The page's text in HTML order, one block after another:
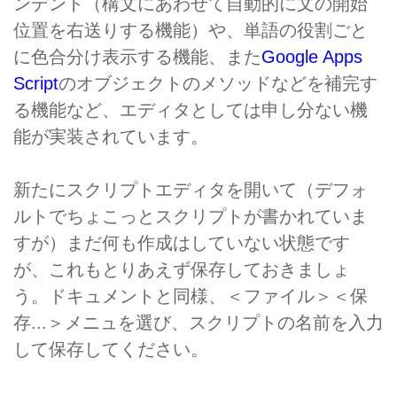
位置を右送りする機能）や、単語の役割ごと
に色合分け表示する機能、またGoogle Apps
Scriptのオブジェクトのメソッドなどを補完す
る機能など、エディタとしては申し分ない機
能が実装されています。
新たにスクリプトエディタを開いて（デフォ
ルトでちょこっとスクリプトが書かれていま
すが）まだ何も作成はしていない状態です
が、これもとりあえず保存しておきましょ
う。ドキュメントと同様、＜ファイル＞＜保
存...＞メニュを選び、スクリプトの名前を入力
して保存してください。